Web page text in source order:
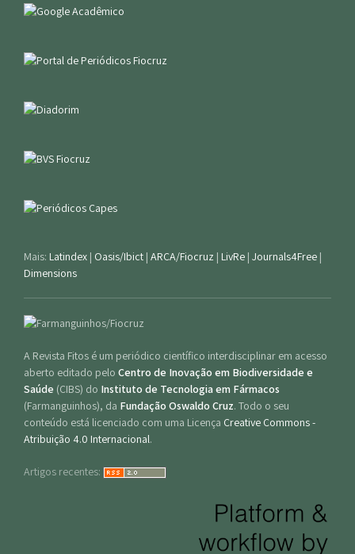
Mais: Latindex | Oasis/Ibict | ARCA/Fiocruz | LivRe | Journals4Free |
Dimensions
A Revista Fitos é um periódico científico interdisciplinar em acesso
aberto editado pelo Centro de Inovação em Biodiversidade e
Saúde (CIBS) do Instituto de Tecnologia em Fármacos
(Farmanguinhos), da Fundação Oswaldo Cruz. Todo o seu
conteúdo está licenciado com uma Licença Creative Commons -
Atribuição 4.0 Internacional.
Artigos recentes: